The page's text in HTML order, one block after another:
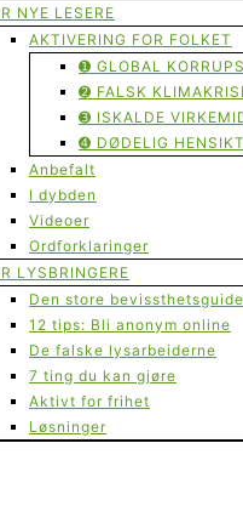
NYE LESERE
AKTIVERING FOR FOLKET
➊ GLOBAL
➋ FALSK
➌ ISKALDE
➍ DØDELIG HENSIKT
Anbefalt
I dybden
Videoer
Ordforklaringer
LYSBRINGERE
Den store
12 tips: Bli anonym online
De falske lysarbeiderne
7 ting du kan gjøre
Aktivt for frihet
Løsninger